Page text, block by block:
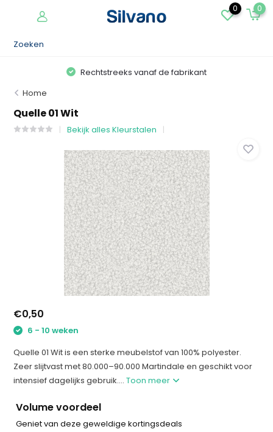
0 0
Rechtstreeks vanaf de fabrikant
Home
Quelle 01 Wit
Bekijk alles Kleurstalen
€0,50
6 - 10 weken
Quelle 01 Wit is een sterke meubelstof van 100% polyester.
Zeer slijtvast met 80.000–90.000 Martindale en geschikt voor
intensief dagelijks gebruik....Toon meer
Volume voordeel
Geniet van deze geweldige kortingsdeals